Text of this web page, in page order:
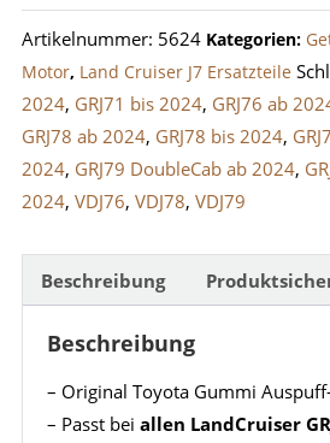
/
Halter
/
Gummipuffer
LandCruiser
GRJ/VDJ
Mitte
Artikelnummer: 5624 Kategorien:
Motor, Land Cruiser J7 Ersatzteile
2024, GRJ71 bis 2024, GRJ76 ab
GRJ78 ab 2024, GRJ78 bis 2024,
2024, GRJ79 DoubleCab ab 2024,
2024, VDJ76, VDJ78, VDJ79
Beschreibung
Beschreibung
– Original Toyota Gummi
– Passt bei allen LandCruiser